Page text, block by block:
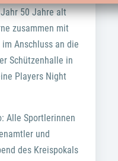
50 Jahre alt
zusammen mit
Anschluss an die
Schützenhalle in
Players Night
Alle Sportlerinnen
und
des Kreispokals